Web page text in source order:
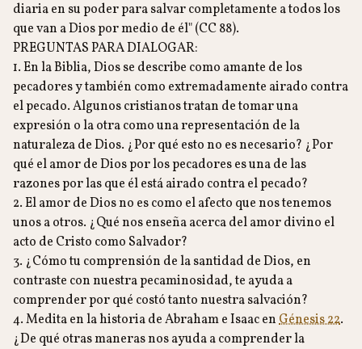
diaria en su poder para salvar completamente a todos los
que van a Dios por medio de él" (CC 88).
PREGUNTAS PARA DIALOGAR:
1. En la Biblia, Dios se describe como amante de los
pecadores y también como extremadamente airado contra
el pecado. Algunos cristianos tratan de tomar una
expresión o la otra como una representación de la
naturaleza de Dios. ¿Por qué esto no es necesario? ¿Por
qué el amor de Dios por los pecadores es una de las
razones por las que él está airado contra el pecado?
2. El amor de Dios no es como el afecto que nos tenemos
unos a otros. ¿Qué nos enseña acerca del amor divino el
acto de Cristo como Salvador?
3. ¿Cómo tu comprensión de la santidad de Dios, en
contraste con nuestra pecaminosidad, te ayuda a
comprender por qué costó tanto nuestra salvación?
4. Medita en la historia de Abraham e Isaac enGénesis 22.
¿De qué otras maneras nos ayuda a comprender la